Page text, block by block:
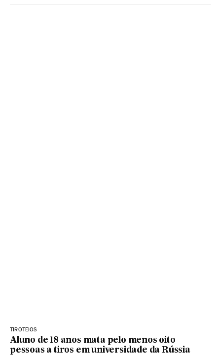
TIROTEIOS
Aluno de 18 anos mata pelo menos oito
pessoas a tiros em universidade da Rússia